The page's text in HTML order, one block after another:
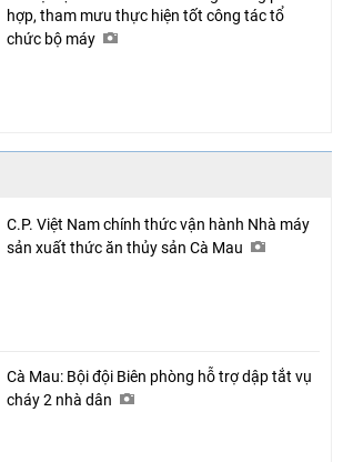
hợp, tham mưu thực hiện tốt công tác tổ
chức bộ máy
C.P. Việt Nam chính thức vận hành Nhà máy
sản xuất thức ăn thủy sản Cà Mau
Cà Mau: Bội đội Biên phòng hỗ trợ dập tắt vụ
cháy 2 nhà dân